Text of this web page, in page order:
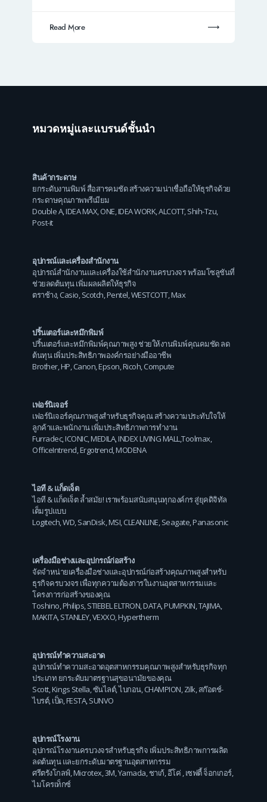
Read More
หมวดหมู่และแบรนด์ชั้นนำ
สินค้ากระดาษ
ยกระดับงานพิมพ์ สื่อสารคมชัด สร้างความน่าเชื่อถือให้ธุรกิจด้วย
กระดาษคุณภาพพรีเมียม
Double A,IDEA MAX,ONE,IDEA WORK,ALCOTT,Shih-Tzu,
Post-it
อุปกรณ์และเครื่องสำนักงาน
อุปกรณ์สำนักงานและเครื่องใช้สำนักงานครบวงจร พร้อมโซลูชันที่
ช่วยลดต้นทุน เพิ่มผลผลิตให้ธุรกิจ
ตราช้าง, Casio Scotch Pentel WESTCOTT, Max
ปริ้นเตอร์และหมึกพิมพ์
ปริ้นเตอร์และหมึกพิมพ์คุณภาพสูง ช่วยให้งานพิมพ์คุณคมชัด ลด
ต้นทุน เพิ่มประสิทธิภาพองค์กรอย่างมืออาชีพ
Brother,HP,Canon,Epson,Ricoh,Compute
เฟอร์นิเจอร์
เฟอร์นิเจอร์คุณภาพสูงสำหรับธุรกิจคุณ สร้างความประทับใจให้
ลูกค้าและพนักงาน เพิ่มประสิทธิภาพการทำงาน
Furradec,ICONIC,MEDILA,INDEX LIVING MALL,Toolmax,
OfficeIntrend,Ergotrend,MODENA
ไอที & แก็ดเจ็ต
ไอที & แก็ดเจ็ต ล้ำสมัย! เราพร้อมสนับสนุนทุกองค์กร สู่ยุคดิจิทัล
เต็มรูปแบบ
Logitech,WD,SanDisk,MSI,CLEANLINE,Seagate,Panasonic
เครื่องมือช่างและอุปกรณ์ก่อสร้าง
จัดจำหน่ายเครื่องมือช่างและอุปกรณ์ก่อสร้างคุณภาพสูงสำหรับ
ธุรกิจครบวงจร เพื่อทุกความต้องการในงานอุตสาหกรรมและ
โครงการก่อสร้างของคุณ
Toshino,Philips,STIEBEL ELTRON,DATA,PUMPKIN,TAJIMA,
MAKITA,STANLEY,VEXXO,Hypertherm
อุปกรณ์ทำความสะอาด
อุปกรณ์ทำความสะอาดอุตสาหกรรมคุณภาพสูงสำหรับธุรกิจทุก
ประเภท ยกระดับมาตรฐานสุขอนามัยของคุณ
Scott,Kings Stella,ซันไลต์,ไบกอน,CHAMPION,Zilk,สก๊อตช์-
ไบรต์,เป็ด,FESTA,SUNVO
อุปกรณ์โรงงาน
อุปกรณ์โรงงานครบวงจรสำหรับธุรกิจ เพิ่มประสิทธิภาพการผลิต
ลดต้นทุน และยกระดับมาตรฐานอุตสาหกรรม
ศรีตรังโกลฟ์,Microtex,3M,Yamada,ชาเก้,อีโค่ ,เซฟตี้ จ็อกเกอร์,
ไมโครเท็กซ์